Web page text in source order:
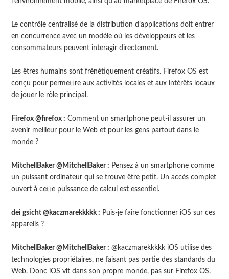
Le contrôle centralisé de la distribution d’applications doit entrer
en concurrence avec un modèle où les développeurs et les
consommateurs peuvent interagir directement.
Les êtres humains sont frénétiquement créatifs. Firefox OS est
conçu pour permettre aux activités locales et aux intérêts locaux
de jouer le rôle principal.
Firefox @firefox : Comment un smartphone peut-il assurer un
avenir meilleur pour le Web et pour les gens partout dans le
monde ?
MitchellBaker @MitchellBaker : Pensez à un smartphone comme
un puissant ordinateur qui se trouve être petit. Un accès complet
ouvert à cette puissance de calcul est essentiel.
dei gsicht @kaczmarekkkkk : Puis-je faire fonctionner iOS sur ces
appareils ?
MitchellBaker @MitchellBaker : @kaczmarekkkkk iOS utilise des
technologies propriétaires, ne faisant pas partie des standards du
Web. Donc iOS vit dans son propre monde, pas sur Firefox OS.